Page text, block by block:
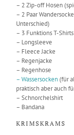
– 2 Zip-off Hosen
– 2 Paar
Unterschied)
– 3 Funktions T-Shirts
– Longsleeve
– Fleece Jacke
– Regenjacke
– Regenhose
– Wassersocken(für
praktisch aber auch
– Schnorchelshirt
– Bandana
KRIMSKRAMS